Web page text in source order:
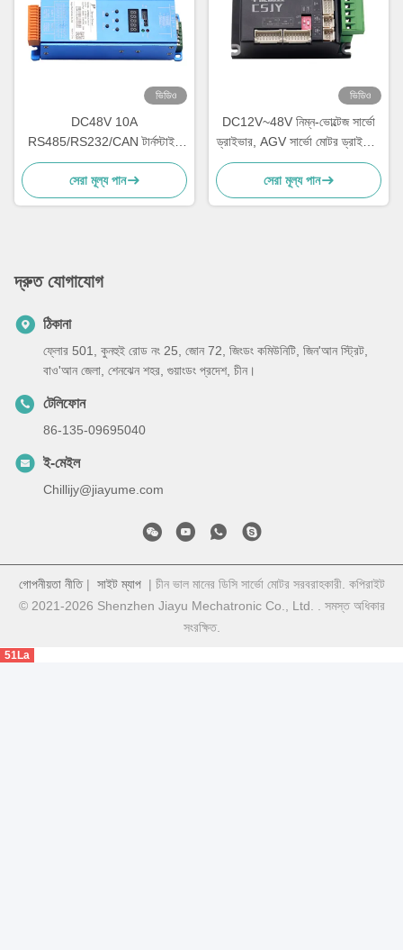
ভিডিও
DC48V 10A
RS485/RS232/CAN টার্নস্টাইল
গেট সার্ভো ড্রাইভার সিই আরওএইচএস
সার্ভো ড্রাইভার
সেরা মূল্য পান
ভিডিও
DC12V~48V নিম্ন-ভোল্টেজ সার্ভো
ড্রাইভার, AGV সার্ভো মোটর ড্রাইভার,
RS485 এবং CAN যোগাযোগ ফাংশন,
400W ডিসি সার্ভো ড্রাইভ।
সেরা মূল্য পান
দ্রুত যোগাযোগ
ঠিকানা
ফ্লোর 501, কুনহুই রোড নং 25, জোন 72, জিংডং কমিউনিটি, জিন'আন স্ট্রিট,
বাও'আন জেলা, শেনঝেন শহর, গুয়াংডং প্রদেশ, চীন।
টেলিফোন
86-135-09695040
ই-মেইল
Chillijy@jiayume.com
গোপনীয়তা নীতি| সাইট ম্যাপ| চীন ভাল মানের ডিসি সার্ভো মোটর সরবরাহকারী. কপিরাইট
© 2021-2026 Shenzhen Jiayu Mechatronic Co., Ltd. . সমস্ত অধিকার
সংরক্ষিত.
51La